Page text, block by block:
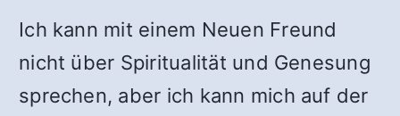
Ich kann mit einem Neuen Freund
nicht über Spiritualität und Genesung
sprechen, aber ich kann mich auf der